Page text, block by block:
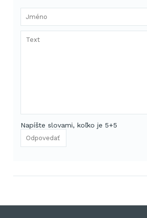
Napíšte slovami, koľko je 5+5